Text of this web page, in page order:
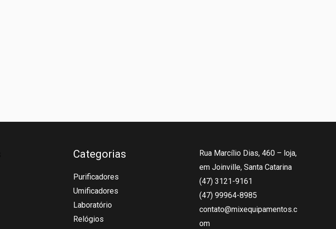
Categorias
Purificadores
Umificadores
Laboratório
Relógios
Rua Marcílio Dias, 460 – loja,
em Joinville, Santa Catarina
(47) 3121-9161
(47) 99964-8985
contato@mixequipamentos.c
om